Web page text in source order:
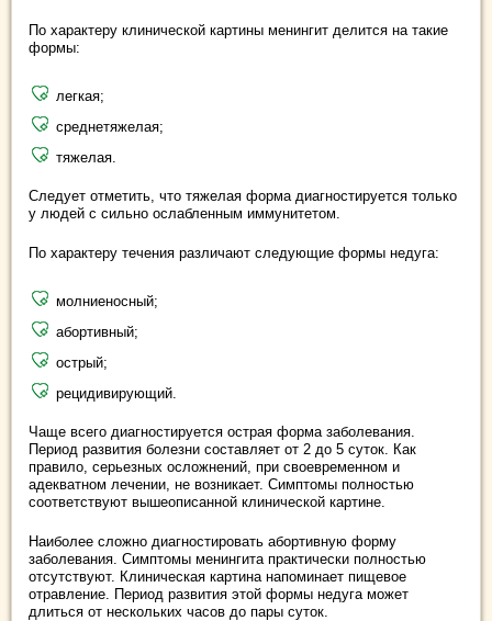
По характеру клинической картины менингит делится на такие
формы:
легкая;
среднетяжелая;
тяжелая.
Следует отметить, что тяжелая форма диагностируется только
у людей с сильно ослабленным иммунитетом.
По характеру течения различают следующие формы недуга:
молниеносный;
абортивный;
острый;
рецидивирующий.
Чаще всего диагностируется острая форма заболевания.
Период развития болезни составляет от 2 до 5 суток. Как
правило, серьезных осложнений, при своевременном и
адекватном лечении, не возникает. Симптомы полностью
соответствуют вышеописанной клинической картине.
Наиболее сложно диагностировать абортивную форму
заболевания. Симптомы менингита практически полностью
отсутствуют. Клиническая картина напоминает пищевое
отравление. Период развития этой формы недуга может
длиться от нескольких часов до пары суток.